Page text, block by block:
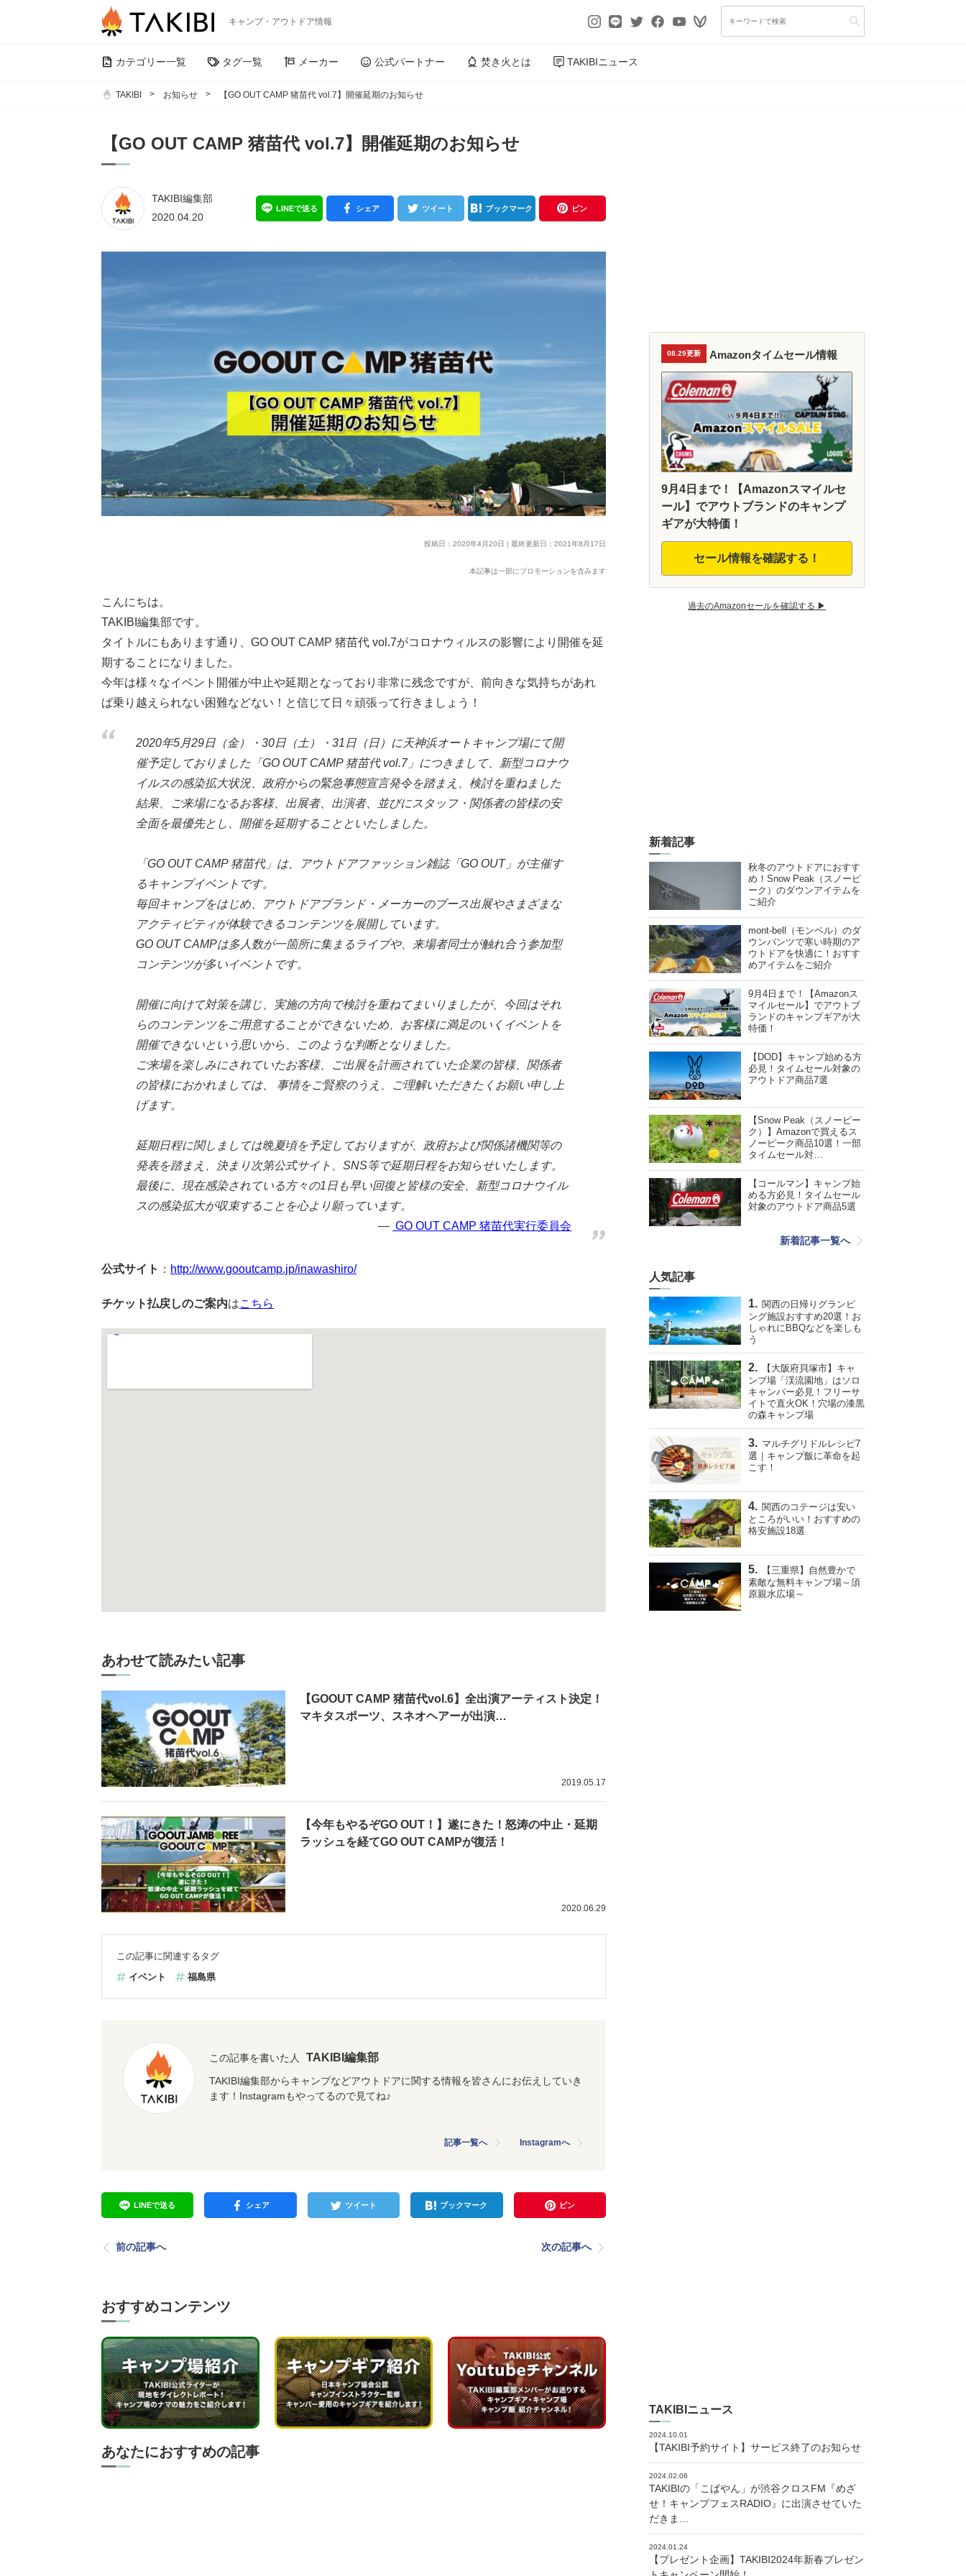
キャンプ・アウトドア情報
カテゴリー一覧 タグ一覧 メーカー 公式パートナー 焚き火とは TAKIBIニュース
TAKIBI お知らせ 【GO OUT CAMP 猪苗代 vol.7】開催延期のお知らせ
【GO OUT CAMP 猪苗代 vol.7】開催延期のお知らせ
TAKIBI編集部
2020.04.20
LINEで送る シェア ツイート ブックマーク ピン
投稿日：2020年4月20日 | 最終更新日：2021年8月17日
本記事は一部にプロモーションを含みます
こんにちは。
TAKIBI編集部です。
タイトルにもあります通り、GO OUT CAMP 猪苗代 vol.7がコロナウィルスの影響により開催を延
期することになりました。
今年は様々なイベント開催が中止や延期となっており非常に残念ですが、前向きな気持ちがあれ
ば乗り越えられない困難などない！と信じて日々頑張って行きましょう！
2020年5月29日（金）・30日（土）・31日（日）に天神浜オートキャンプ場にて開
催予定しておりました「GO OUT CAMP 猪苗代 vol.7」につきまして、新型コロナウ
イルスの感染拡大状況、政府からの緊急事態宣言発令を踏まえ、検討を重ねました
結果、ご来場になるお客様、出展者、出演者、並びにスタッフ・関係者の皆様の安
全面を最優先とし、開催を延期することといたしました。
「GO OUT CAMP 猪苗代」は、アウトドアファッション雑誌「GO OUT」が主催す
るキャンプイベントです。
毎回キャンプをはじめ、アウトドアブランド・メーカーのブース出展やさまざまな
アクティビティが体験できるコンテンツを展開しています。
GO OUT CAMPは多人数が一箇所に集まるライブや、来場者同士が触れ合う参加型
コンテンツが多いイベントです。
開催に向けて対策を講じ、実施の方向で検討を重ねてまいりましたが、今回はそれ
らのコンテンツをご用意することができないため、お客様に満足のいくイベントを
開催できないという思いから、このような判断となりました。
ご来場を楽しみにされていたお客様、ご出展を計画されていた企業の皆様、関係者
の皆様におかれましては、 事情をご賢察のうえ、ご理解いただきたくお願い申し上
げます。
延期日程に関しましては晩夏頃を予定しておりますが、政府および関係諸機関等の
発表を踏まえ、決まり次第公式サイト、SNS等で延期日程をお知らせいたします。
最後に、現在感染されている方々の1日も早い回復と皆様の安全、新型コロナウイル
スの感染拡大が収束することを心より願っています。
GO OUT CAMP 猪苗代実行委員会
公式サイト ： http://www.gooutcamp.jp/inawashiro/
チケット払戻しのご案内はこちら
あわせて読みたい記事
【GOOUT CAMP 猪苗代vol.6】全出演アーティスト決定！
マキタスポーツ、スネオヘアーが出演…
2019.05.17
【今年もやるぞGO OUT！】遂にきた！怒涛の中止・延期
ラッシュを経てGO OUT CAMPが復活！
2020.06.29
この記事に関連するタグ
イベント
福島県
この記事を書いた人 TAKIBI編集部
TAKIBI編集部からキャンプなどアウトドアに関する情報を皆さんにお伝えしていき
ます！Instagramもやってるので見てね♪
記事一覧へ Instagramへ
LINEで送る シェア ツイート ブックマーク ピン
前の記事へ 次の記事へ
おすすめコンテンツ
あなたにおすすめの記事
08.29更新 Amazonタイムセール情報
9月4日まで！【Amazonスマイルセ
ール】でアウトブランドのキャンプ
ギアが大特価！
セール情報を確認する！
過去のAmazonセールを確認する ▶︎
新着記事
秋冬のアウトドアにおすす
め！Snow Peak（スノーピ
ーク）のダウンアイテムを
ご紹介
mont-bell（モンベル）のダ
ウンパンツで寒い時期のア
ウトドアを快適に！おすす
めアイテムをご紹介
9月4日まで！【Amazonス
マイルセール】でアウトブ
ランドのキャンプギアが大
特価！
【DOD】キャンプ始める方
必見！タイムセール対象の
アウトドア商品7選
【Snow Peak（スノーピー
ク）】Amazonで買えるス
ノーピーク商品10選！一部
タイムセール対…
【コールマン】キャンプ始
める方必見！タイムセール
対象のアウトドア商品5選
新着記事一覧へ
人気記事
関西の日帰りグランピ
ング施設おすすめ20選！お
しゃれにBBQなどを楽しも
う
【大阪府貝塚市】キャ
ンプ場「渓流園地」はソロ
キャンパー必見！フリーサ
イトで直火OK！穴場の漆黒
の森キャンプ場
マルチグリドルレシピ7
選｜キャンプ飯に革命を起
こす！
関西のコテージは安い
ところがいい！おすすめの
格安施設18選
【三重県】自然豊かで
素敵な無料キャンプ場～須
原親水広場～
TAKIBIニュース
2024.10.01
【TAKIBI予約サイト】サービス終了のお知らせ
2024.02.06
TAKIBIの「こばやん」が渋谷クロスFM『めざ
せ！キャンプフェスRADIO』に出演させていた
だきま…
2024.01.24
【プレゼント企画】TAKIBI2024年新春プレゼン